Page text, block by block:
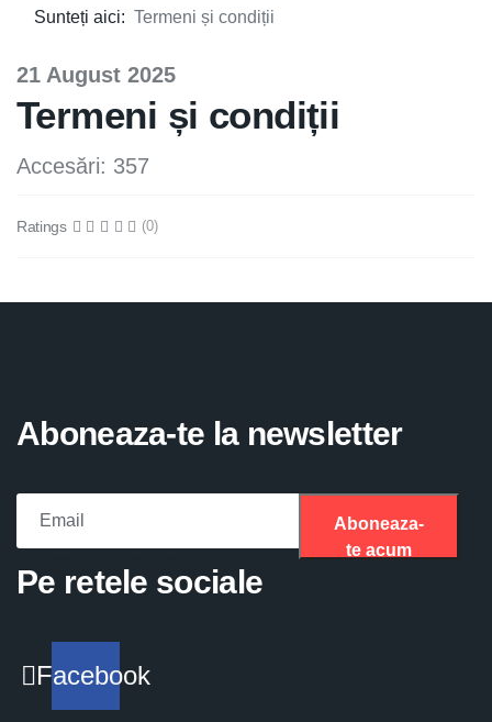
Sunteți aici: Termeni și condiții
Termeni și condiții
21 August 2025
Accesări: 357
Ratings (0)
Aboneaza-te la newsletter
Aboneaza-
te acum
Pe retele sociale
Facebook